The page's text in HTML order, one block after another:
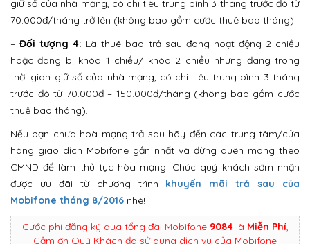
giữ số của nhà mạng, có chi tiêu trung bình 3 tháng trước đó từ
70.000đ/tháng trở lên (không bao gồm cước thuê bao tháng).
–Đối tượng 4: Là thuê bao trả sau đang hoạt động 2 chiều
hoặc đang bị khóa 1 chiều/ khóa 2 chiều nhưng đang trong
thời gian giữ số của nhà mạng, có chi tiêu trung bình 3 tháng
trước đó từ 70.000đ – 150.000đ/tháng (không bao gồm cước
thuê bao tháng).
Nếu bạn chưa hoà mạng trả sau hãy đến các trung tâm/cửa
hàng giao dịch Mobifone gần nhất và đừng quên mang theo
CMND để làm thủ tục hòa mạng. Chúc quý khách sớm nhận
được ưu đãi từ chương trình khuyến mãi trả sau của
Mobifone tháng 8/2016 nhé!
Cước phí đăng ký qua tổng đài Mobifone 9084là Miễn Phí,
Cảm ơn Quý Khách đã sử dụng dịch vụ của Mobifone